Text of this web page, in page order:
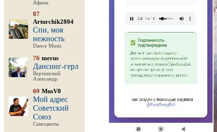
Афина
87
Arturchik2804
Спи, моя
нежность
Dance Music
76 merus
Дансинг-герл
Вертинский
Александр
69 MusV0
Мой адрес
Советский
Союз
Самоцветы